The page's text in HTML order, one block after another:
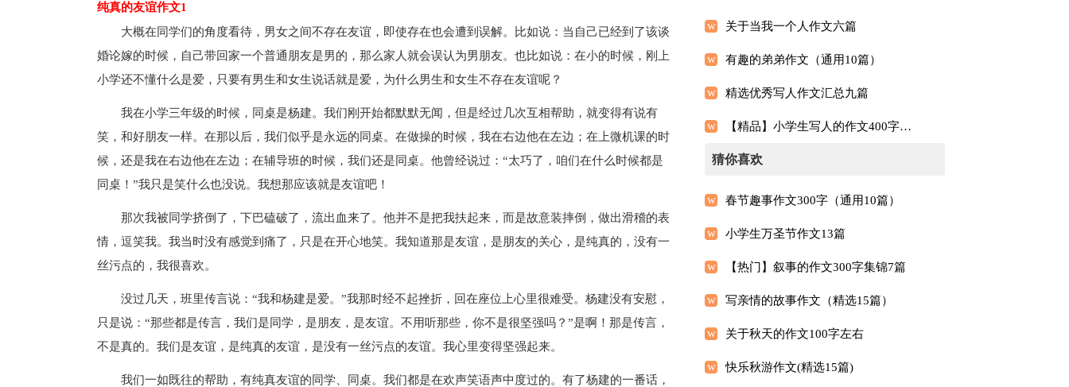
纯真的友谊作文1
大概在同学们的角度看待，男女之间不存在友谊，即使存在也会遭到误解。比如说：当自己已经到了该谈
婚论嫁的时候，自己带回家一个普通朋友是男的，那么家人就会误认为男朋友。也比如说：在小的时候，刚上
小学还不懂什么是爱，只要有男生和女生说话就是爱，为什么男生和女生不存在友谊呢？
我在小学三年级的时候，同桌是杨建。我们刚开始都默默无闻，但是经过几次互相帮助，就变得有说有
笑，和好朋友一样。在那以后，我们似乎是永远的同桌。在做操的时候，我在右边他在左边；在上微机课的时
候，还是我在右边他在左边；在辅导班的时候，我们还是同桌。他曾经说过：“太巧了，咱们在什么时候都是
同桌！”我只是笑什么也没说。我想那应该就是友谊吧！
那次我被同学挤倒了，下巴磕破了，流出血来了。他并不是把我扶起来，而是故意装摔倒，做出滑稽的表
情，逗笑我。我当时没有感觉到痛了，只是在开心地笑。我知道那是友谊，是朋友的关心，是纯真的，没有一
丝污点的，我很喜欢。
没过几天，班里传言说：“我和杨建是爱。”我那时经不起挫折，回在座位上心里很难受。杨建没有安慰，
只是说：“那些都是传言，我们是同学，是朋友，是友谊。不用听那些，你不是很坚强吗？”是啊！那是传言，
不是真的。我们是友谊，是纯真的友谊，是没有一丝污点的友谊。我心里变得坚强起来。
我们一如既往的帮助，有纯真友谊的同学、同桌。我们都是在欢声笑语声中度过的。有了杨建的一番话，
关于当我一个人作文六篇
有趣的弟弟作文（通用10篇）
精选优秀写人作文汇总九篇
【精品】小学生写人的作文400字汇总5篇
猜你喜欢
春节趣事作文300字（通用10篇）
小学生万圣节作文13篇
【热门】叙事的作文300字集锦7篇
写亲情的故事作文（精选15篇）
关于秋天的作文100字左右
快乐秋游作文(精选15篇)